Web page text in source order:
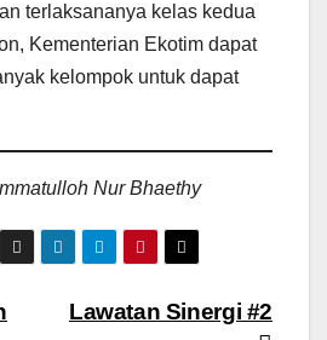
terlaksananya kelas kedua
Kementerian Ekotim dapat
kelompok untuk dapat
Nur Bhaethy
Lawatan Sinergi #2